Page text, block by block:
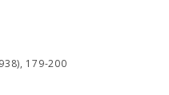
179-200